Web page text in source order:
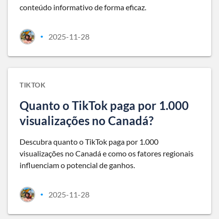
conteúdo informativo de forma eficaz.
• 2025-11-28
TIKTOK
Quanto o TikTok paga por 1.000
visualizações no Canadá?
Descubra quanto o TikTok paga por 1.000
visualizações no Canadá e como os fatores regionais
influenciam o potencial de ganhos.
• 2025-11-28